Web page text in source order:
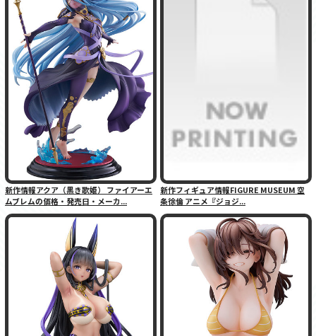
新作情報アクア（黒き歌姫） ファイアーエ
ムブレムの価格・発売日・メーカ...
新作フィギュア情報FIGURE MUSEUM 空
条徐倫 アニメ『ジョジ...